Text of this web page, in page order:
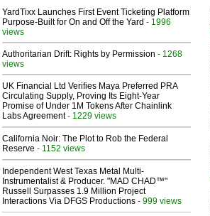
YardTixx Launches First Event Ticketing Platform
Purpose-Built for On and Off the Yard - 1996
views
Authoritarian Drift: Rights by Permission - 1268
views
UK Financial Ltd Verifies Maya Preferred PRA
Circulating Supply, Proving Its Eight-Year
Promise of Under 1M Tokens After Chainlink
Labs Agreement- 1229 views
California Noir: The Plot to Rob the Federal
Reserve - 1152 views
Independent West Texas Metal Multi-
Instrumentalist & Producer. "MAD CHAD™"
Russell Surpasses 1.9 Million Project
Interactions Via DFGS Productions - 999 views